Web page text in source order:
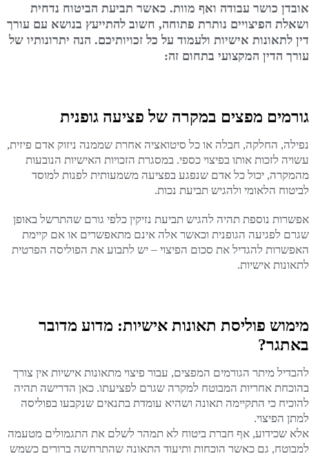
אובדן כושר עבודה ואף מוות. כאשר תביעת הביטוח נדחית
ושאלת הפיצויים נותרת פתוחה, חשוב להתייעץ בנושא עם עורך
דין לתאונות אישיות ולעמוד על כל זכויותיכם. הנה יתרונותיו של
עורך הדין המקצועי בתחום זה:
גורמים מפצים במקרה של פציעה גופנית
נפילה, החלקה, חבלה או כל סיטואציה אחרת שממנה ניזוק אדם פיזית,
עשויה לזכות אותו בפיצוי כספי. במסגרת הזכויות האישיות הנובעות
מהמקרה, יכול כל אדם שנפגע בפציעה משמעותית לפנות למוסד
לביטוח הלאומי ולהגיש תביעת נכות.
אפשרות נוספת תהיה להגיש תביעת נזיקין כלפי גורם שהתרשל באופן
שגרם לפגיעה הגופנית וכאשר אלה אינם מתאפשרים או אם קיימת
האפשרות להגדיל את סכום הפיצוי – יש לתבוע את הפוליסה הפרטית
לתאונות אישיות.
מימוש פוליסת תאונות אישיות: מדוע מדובר
באתגר?
להבדיל מיתר הגורמים המפצים, עבור פיצוי מתאונות אישיות אין צורך
בהוכחת אחריות המבוטח למקרה שגרם לפציעתו. כאן הדרישה תהיה
להוכיח כי התקיימה תאונה ושהיא עומדת בתנאים שנקבעו בפוליסה
למתן הפיצוי.
אלא שכידוע, אף חברת ביטוח לא תמהר לשלם את התגמולים מטעמה
למבוטח, גם כאשר הוכחות ותיעוד התאונה שהתרחשה ברורים כשמש